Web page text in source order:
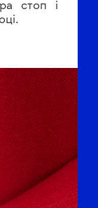
стоп і